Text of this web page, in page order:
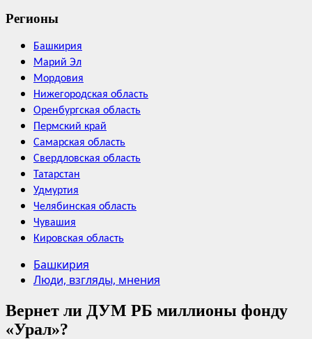
Регионы
Башкирия
Марий Эл
Мордовия
Нижегородская область
Оренбургская область
Пермский край
Самарская область
Свердловская область
Татарстан
Удмуртия
Челябинская область
Чувашия
Кировская область
Башкирия
Люди, взгляды, мнения
Вернет ли ДУМ РБ миллионы фонду
«Урал»?